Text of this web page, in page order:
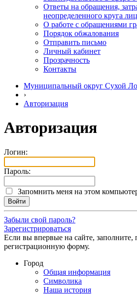
Ответы на обращения,
неопределенного круга лиц
О работе с обращениями
Порядок обжалования
Отправить письмо
Личный кабинет
Прозрачность
Контакты
Муниципальный округ Сухой
›
Авторизация
Авторизация
Логин:
Пароль:
Запомнить меня на этом
Забыли свой пароль?
Зарегистрироваться
Если вы впервые на сайте, заполните,
регистрационную форму.
Город
Общая информация
Символика
Наша история